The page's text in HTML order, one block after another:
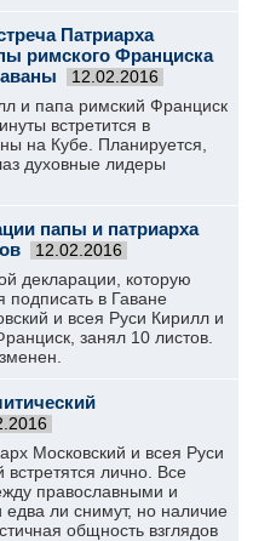
Патриарха
римского Франциска
12.02.2016
и папа римский Франциск
встретится в
на Кубе. Планируется,
духовные лидеры
папы и патриарха
12.02.2016
декларации, которую
подписать в Гаване
и всея Руси Кирилл и
занял 10 листов.
Московский и всея Руси
лично. Все
православными и
едва ли снимут, но наличие
общность взглядов